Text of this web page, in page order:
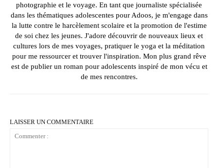
photographie et le voyage. En tant que journaliste spécialisée
dans les thématiques adolescentes pour Adoos, je m'engage dans
la lutte contre le harcèlement scolaire et la promotion de l'estime
de soi chez les jeunes. J'adore découvrir de nouveaux lieux et
cultures lors de mes voyages, pratiquer le yoga et la méditation
pour me ressourcer et trouver l'inspiration. Mon plus grand rêve
est de publier un roman pour adolescents inspiré de mon vécu et
de mes rencontres.
LAISSER UN COMMENTAIRE